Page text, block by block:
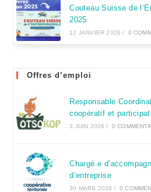
Couteau Suisse de
2025
12 JANVIER 2026 / 0
Offres d’emploi
Responsable
coopératif et
3 JUIN 2026 / 0
Chargé.e
d’entreprise
30 MARS 2026 / 0